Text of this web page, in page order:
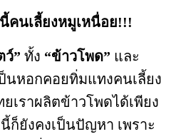
คนเลี้ยงหมูเหนื่อย!!!
ว์” ทั้ง “ข้าวโพด” และ
นหอกคอยทิ่มแทงคนเลี้ยง
เราผลิตข้าวโพดได้เพียง
ก็ยังคงเป็นปัญหา เพราะ